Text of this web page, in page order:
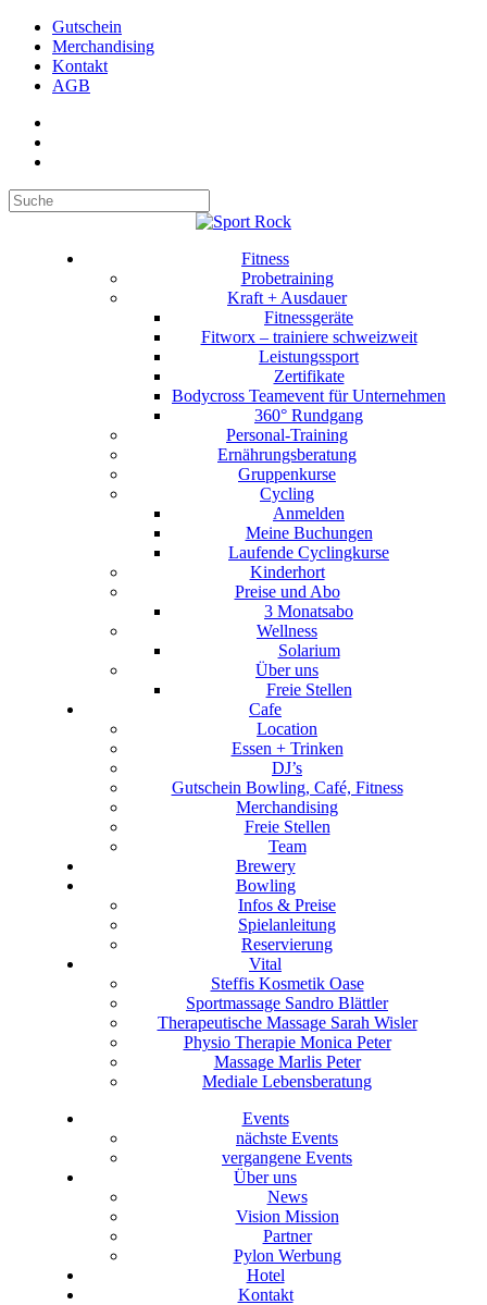
Gutschein
Merchandising
Kontakt
AGB
Suchen
Fitness
Probetraining
Kraft + Ausdauer
Fitnessgeräte
Fitworx – trainiere schweizweit
Leistungssport
Zertifikate
Bodycross Teamevent für Unternehmen
360° Rundgang
Personal-Training
Ernährungsberatung
Gruppenkurse
Cycling
Anmelden
Meine Buchungen
Laufende Cyclingkurse
Kinderhort
Preise und Abo
3 Monatsabo
Wellness
Solarium
Über uns
Freie Stellen
Cafe
Location
Essen + Trinken
DJ’s
Gutschein Bowling, Café, Fitness
Merchandising
Freie Stellen
Team
Brewery
Bowling
Infos & Preise
Spielanleitung
Reservierung
Vital
Steffis Kosmetik Oase
Sportmassage Sandro Blättler
Therapeutische Massage Sarah Wisler
Physio Therapie Monica Peter
Massage Marlis Peter
Mediale Lebensberatung
Events
nächste Events
vergangene Events
Über uns
News
Vision Mission
Partner
Pylon Werbung
Hotel
Kontakt